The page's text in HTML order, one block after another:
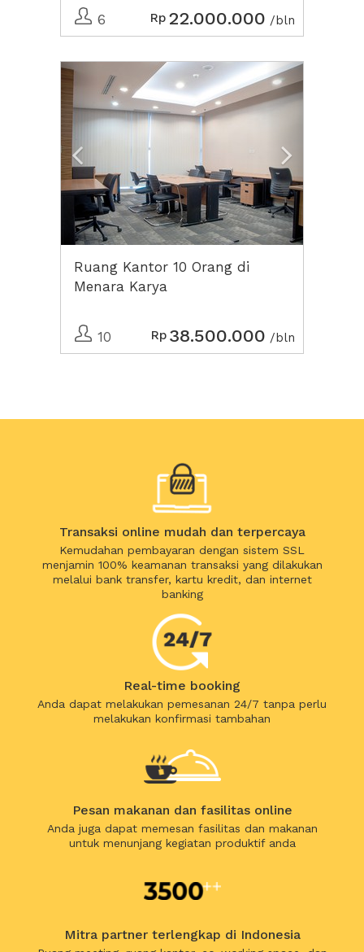
6 Rp 22.000.000 /bln
Previous Next2
Ruang Kantor 10 Orang di
Menara Karya
10 Rp 38.500.000 /bln
Transaksi online mudah dan terpercaya
Kemudahan pembayaran dengan sistem SSL
menjamin 100% keamanan transaksi yang dilakukan
melalui bank transfer, kartu kredit, dan internet
banking
Real-time booking
Anda dapat melakukan pemesanan 24/7 tanpa perlu
melakukan konfirmasi tambahan
Pesan makanan dan fasilitas online
Anda juga dapat memesan fasilitas dan makanan
untuk menunjang kegiatan produktif anda
Mitra partner terlengkap di Indonesia